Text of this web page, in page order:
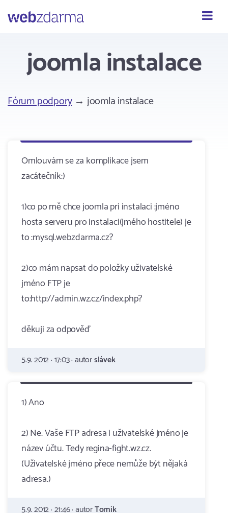
Webzdarma
joomla instalace
Fórum podpory→ joomla instalace
Omlouvám se za komplikace jsem
zacátečník:)
1)co po mě chce joomla pri instalaci :jméno
hosta serveru pro instalaci(jmého hostitele) je
to :mysql.webzdarma.cz?
2)co mám napsat do položky uživatelské
jméno FTP je
to:http://admin.wz.cz/index.php?
děkuji za odpověď
5.9. 2012 · 17:03 · autorslávek
1) Ano
2) Ne. Vaše FTP adresa i uživatelské jméno je
název účtu. Tedy regina-fight.wz.cz.
(Uživatelské jméno přece nemůže být nějaká
adresa.)
5.9. 2012 · 21:46 · autorTomík